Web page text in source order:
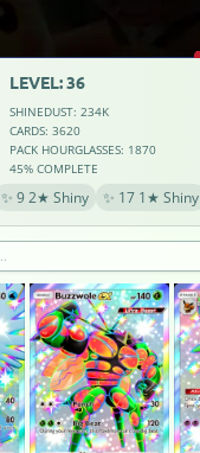
LEVEL: 36
SHINEDUST: 234K
CARDS: 3620
PACK HOURGLASSES: 1870
45% COMPLETE
✨ 9 2★ Shiny ✨ 17 1★ Shiny